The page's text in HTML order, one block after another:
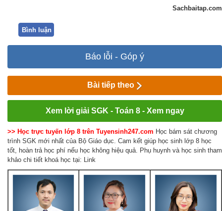
Sachbaitap.com
Bình luận
Báo lỗi - Góp ý
Bài tiếp theo
Xem lời giải SGK - Toán 8 - Xem ngay
>> Học trực tuyến lớp 8 trên Tuyensinh247.com Học bám sát chương
trình SGK mới nhất của Bộ Giáo dục. Cam kết giúp học sinh lớp 8 học
tốt, hoàn trả học phí nếu học không hiệu quả. Phụ huynh và học sinh tham
khảo chi tiết khoá học tại: Link